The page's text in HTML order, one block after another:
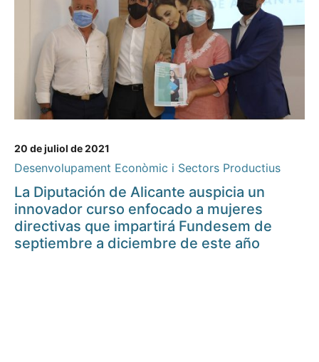
20 de juliol de 2021
Desenvolupament Econòmic i Sectors Productius
La Diputación de Alicante auspicia un
innovador curso enfocado a mujeres
directivas que impartirá Fundesem de
septiembre a diciembre de este año